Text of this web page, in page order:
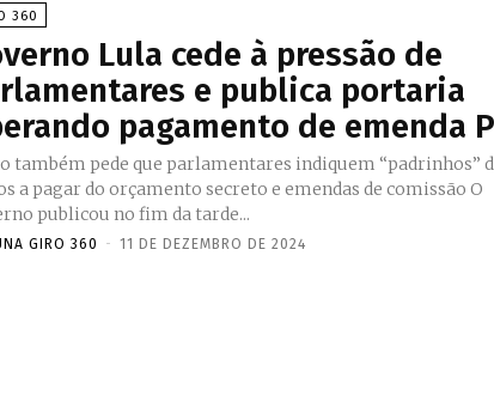
360
Lula cede à pressão de
e publica portaria
pagamento de emenda
também pede que parlamentares indiquem “padrinhos”
a pagar do orçamento secreto e emendas de comissão O
publicou no fim da tarde...
GIRO 360 - 11 DE DEZEMBRO DE 2024